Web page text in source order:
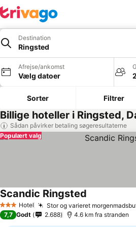
Destination
Ringsted
Afrejse/ankomst
Vælg datoer
Sorter Filtrer
Billige hoteller i Ringsted,
Sådan påvirker betaling søgeresultaterne
Populært valg
3 StjernerHotel Stor og varieret
Scandic Ringsted
7,7 Godt 2.688 4.6 km fra stranden